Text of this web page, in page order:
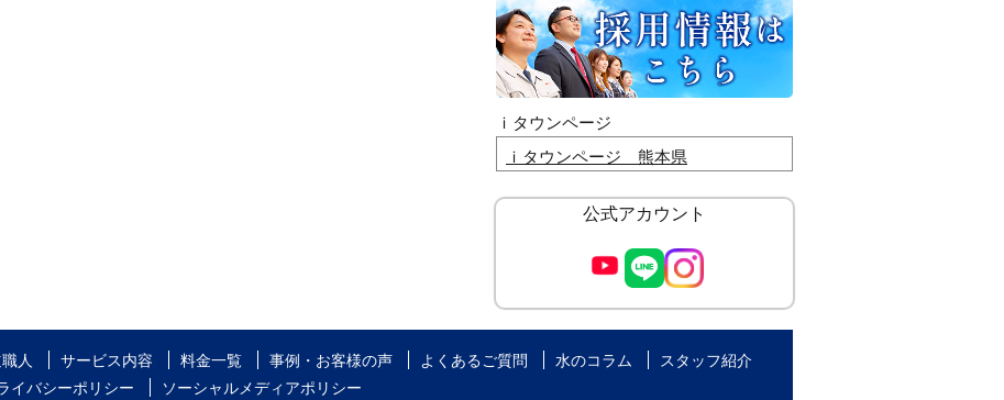
ｉタウンページ
ｉタウンページ 熊本県
公式アカウント
人 サービス内容 料金一覧 事例・お客様の声 よくあるご質問 水のコラム
スタッフ紹介
イバシーポリシー
ソーシャルメディアポリシー